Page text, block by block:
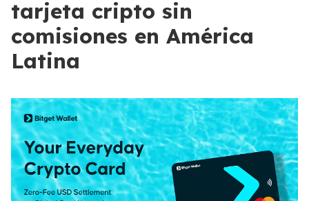
tarjeta cripto sin
comisiones en América
Latina